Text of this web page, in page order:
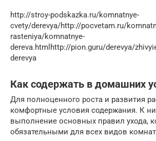
http://stroy-podskazka.ru/komnatnye-
cvety/derevya/http://pocvetam.ru/
rasteniya/komnatnye-
dereva.htmlhttp://pion.guru/derevya/
derevya
Как содержать в домашних
Для полноценного роста и развития
комфортные условия содержания. К
выполнение основных правил ухода,
обязательными для всех видов